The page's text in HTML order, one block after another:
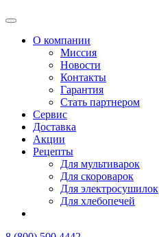
О компании
Миссия
Новости
Контакты
Гарантия
Стать партнером
Сервис
Доставка
Акции
Рецепты
Для мультиварок
Для скороварок
Для электросушилок
Для хлебопечей